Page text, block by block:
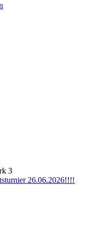
26.06.2026!!!!